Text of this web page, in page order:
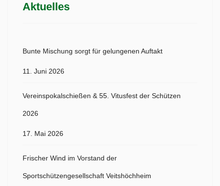
Aktuelles
Bunte Mischung sorgt für gelungenen Auftakt
11. Juni 2026
Vereinspokalschießen & 55. Vitusfest der Schützen
2026
17. Mai 2026
Frischer Wind im Vorstand der
Sportschützengesellschaft Veitshöchheim